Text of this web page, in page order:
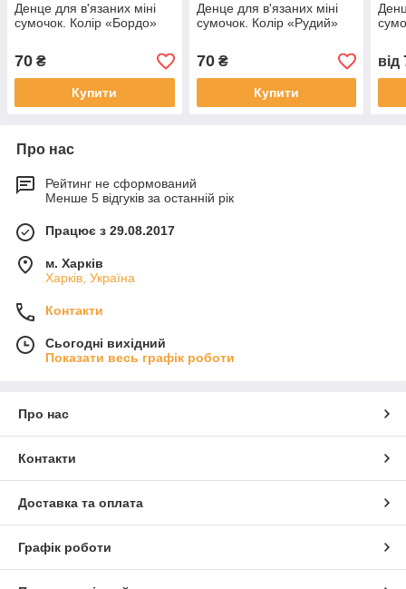
Денце для в'язаних міні
сумочок. Колір «Бордо»
70 ₴
Купити
Денце для в'язаних міні
сумочок. Колір «Рудий»
70₴
Купити
від
Про нас
Рейтинг не сформований
Менше 5 відгуків за останній рік
Працює з 29.08.2017
м. Харків
Харків, Україна
Контакти
Сьогодні вихідний
Показати весь графік роботи
Про нас
Контакти
Доставка та оплата
Графік роботи